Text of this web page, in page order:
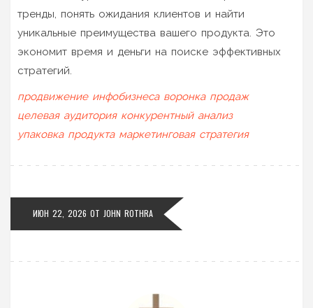
тренды, понять ожидания клиентов и найти
уникальные преимущества вашего продукта. Это
экономит время и деньги на поиске эффективных
стратегий.
продвижение инфобизнеса воронка продаж
целевая аудитория конкурентный анализ
упаковка продукта маркетинговая стратегия
ИЮН 22, 2026 ОТ JOHN ROTHRA